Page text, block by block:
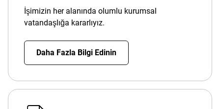
İşimizin her alanında olumlu kurumsal
vatandaşlığa kararlıyız.
Daha Fazla Bilgi Edinin